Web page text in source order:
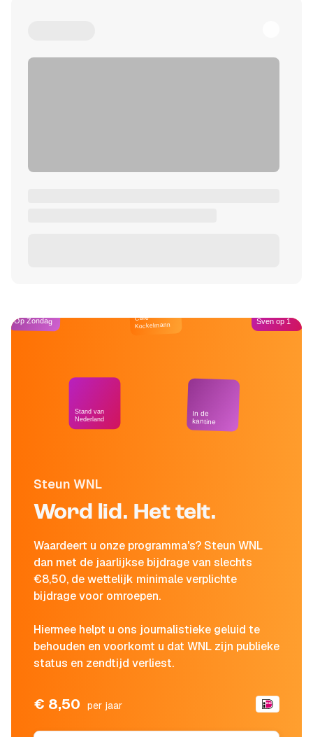
Steun WNL
Word lid. Het telt.
Waardeert u onze programma's? Steun WNL
dan met de jaarlijkse bijdrage van slechts
€8,50, de wettelijk minimale verplichte
bijdrage voor omroepen.
Hiermee helpt u ons journalistieke geluid te
behouden en voorkomt u dat WNL zijn publieke
status en zendtijd verliest.
€ 8,50 per jaar
Op Zondag
Stand van
Nederland
Café
Kockelmann
In de
kantine
Sven op 1